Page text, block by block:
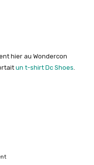
hier au Wondercon
un t-shirt Dc Shoes.